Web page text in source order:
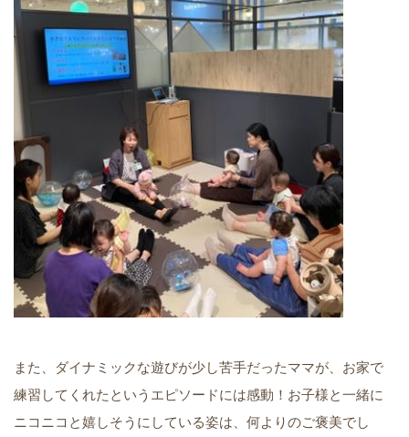
また、ダイナミックな遊びが少し苦手だったママが、お家で
練習してくれたというエピソードには感動！お子様と一緒に
ニコニコと嬉しそうにしている姿は、何よりのご褒美でし